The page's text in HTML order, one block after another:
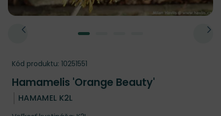
Kód produktu: 10251551
Hamamelis 'Orange Beauty'
HAMAMEL K2L